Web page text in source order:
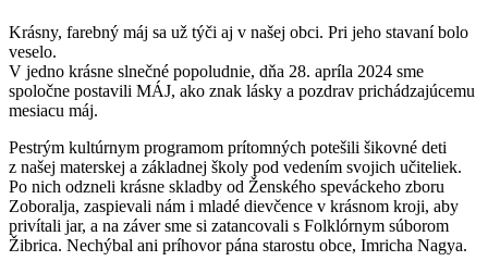
Krásny, farebný máj sa už týči aj v našej obci. Pri jeho stavaní bolo
veselo.
V jedno krásne slnečné popoludnie, dňa 28. apríla 2024 sme
spoločne postavili MÁJ, ako znak lásky a pozdrav prichádzajúcemu
mesiacu máj.
Pestrým kultúrnym programom prítomných potešili šikovné deti
z našej materskej a základnej školy pod vedením svojich učiteliek.
Po nich odzneli krásne skladby od Ženského speváckeho zboru
Zoboralja, zaspievali nám i mladé dievčence v krásnom kroji, aby
privítali jar, a na záver sme si zatancovali s Folklórnym súborom
Žibrica. Nechýbal ani príhovor pána starostu obce, Imricha Nagya.